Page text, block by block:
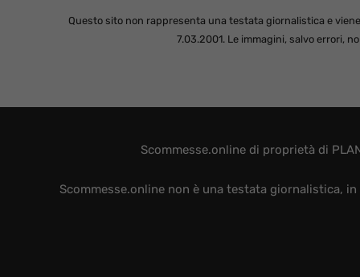
Questo sito non rappresenta una testata giornalistica e
7.03.2001. Le immagini, salvo errori,
Scommesse.online di proprietà di
Scommesse.online non è una testata giornalistica,